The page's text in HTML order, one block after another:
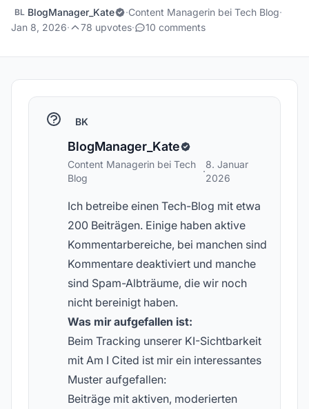
BL BlogManager_Kate ·Content Managerin bei Tech Blog·
Jan 8, 2026· 78 upvotes· 10 comments
BK
BlogManager_Kate
Content Managerin bei Tech
Blog
·
8. Januar
2026
Ich betreibe einen Tech-Blog mit etwa
200 Beiträgen. Einige haben aktive
Kommentarbereiche, bei manchen sind
Kommentare deaktiviert und manche
sind Spam-Albträume, die wir noch
nicht bereinigt haben.
Was mir aufgefallen ist:
Beim Tracking unserer KI-Sichtbarkeit
mit Am I Cited ist mir ein interessantes
Muster aufgefallen:
Beiträge mit aktiven, moderierten